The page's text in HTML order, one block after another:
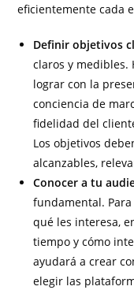
eficientemente cada
Definir objetivos
claros y medibles.
lograr con la
conciencia de
fidelidad del
Los objetivos
alcanzables,
Conocer a tu
fundamental.
qué les interesa,
tiempo y cómo
ayudará a crear
elegir las